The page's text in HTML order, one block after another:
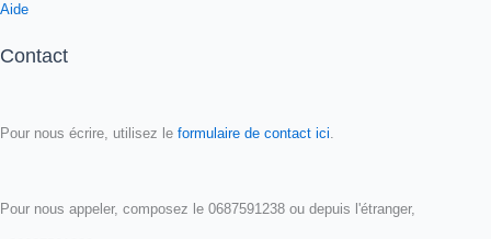
Aide
Contact
Pour nous écrire, utilisez le formulaire de contact ici
Pour nous appeler, composez le 0687591238 ou depuis l'étranger,